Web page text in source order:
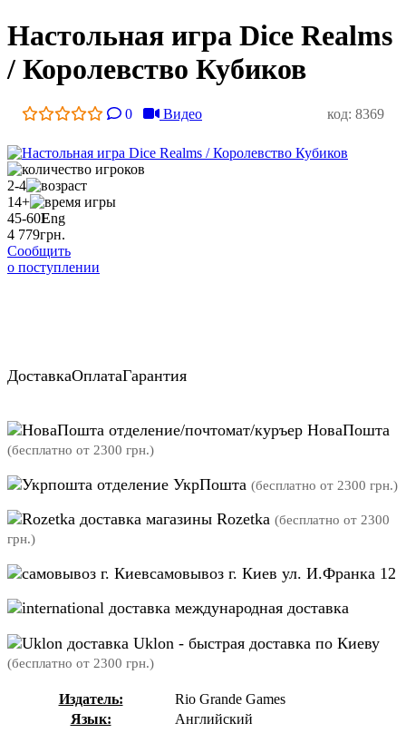
Настольная игра Dice Realms
/ Королевство Кубиков
0 Видео код: 8369
2-4
14+
45-60Eng
4 779грн.
Сообщить
о поступлении
ДоставкаОплатаГарантия
отделение/почтомат/куръер НоваПошта
(бесплатно от 2300 грн.)
отделение УкрПошта (бесплатно от 2300 грн.)
магазины Rozetka (бесплатно от 2300
грн.)
самовывоз г. Киев ул. И.Франка 12
международная доставка
Uklon - быстрая доставка по Киеву
(бесплатно от 2300 грн.)
Издатель:
Rio Grande Games
Язык:
Английский